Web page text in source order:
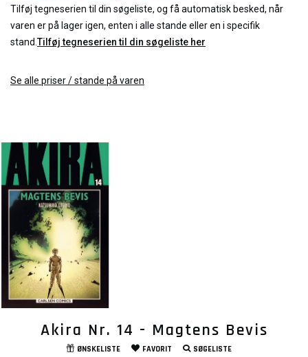
Tilføj tegneserien til din søgeliste, og få automatisk besked, når
varen er på lager igen, enten i alle stande eller en i specifik
stand.Tilføj tegneserien til din søgeliste her
Se alle priser / stande på varen
Akira Nr. 14 - Magtens Bevis
ØNSKELISTE FAVORIT SØGELISTE